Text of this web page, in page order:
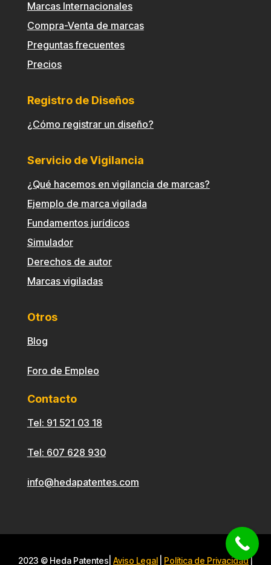
Marcas Internacionales
Compra-Venta de marcas
Preguntas frecuentes
Precios
Registro de Diseños
¿Cómo registrar un diseño?
Servicio de Vigilancia
¿Qué hacemos en vigilancia de marcas?
Ejemplo de marca vigilada
Fundamentos jurídicos
Simulador
Derechos de autor
Marcas vigiladas
Otros
Blog
Foro de Empleo
Contacto
Tel: 91 521 03 18
Tel: 607 628 930
info@hedapatentes.com
2023 © Heda Patentes| Aviso Legal Política de Privacidad|